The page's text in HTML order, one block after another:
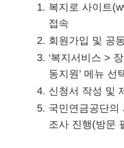
복지로 사이트
접속
회원가입 및 공
‘복지서비스 >
동지원’ 메뉴 선
신청서 작성 및
국민연금공단의
조사 진행(방문